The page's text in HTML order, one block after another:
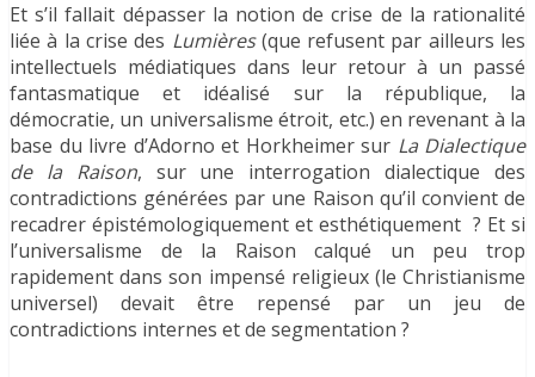
Et s’il fallait dépasser la notion de crise de la rationalité
liée à la crise des Lumières(que refusent par ailleurs les
intellectuels médiatiques dans leur retour à un passé
fantasmatique et idéalisé sur la république, la
démocratie, un universalisme étroit, etc.) en revenant à la
base du livre d’Adorno et Horkheimer sur La Dialectique
de la Raison, sur une interrogation dialectique des
contradictions générées par une Raison qu’il convient de
recadrer épistémologiquement et esthétiquement ? Et si
l’universalisme de la Raison calqué un peu trop
rapidement dans son impensé religieux (le Christianisme
universel) devait être repensé par un jeu de
contradictions internes et de segmentation ?